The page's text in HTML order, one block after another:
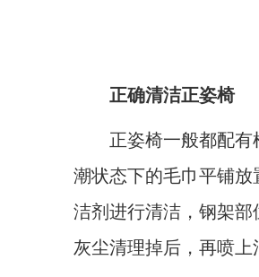
正确清洁正姿椅
正姿椅一般都配有椅
潮状态下的毛巾平铺
洁剂进行清洁，钢架
灰尘清理掉后，再喷上